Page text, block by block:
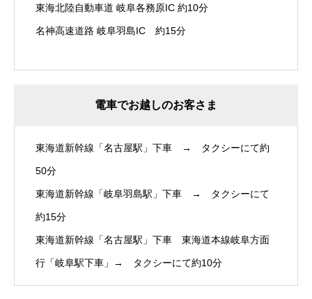
東海北陸自動車道 岐阜各務原IC 約10分
名神高速道路 岐阜羽島IC 約15分
電車でお越しのお客さま
東海道新幹線「名古屋駅」下車 → タクシーにて約
50分
東海道新幹線「岐阜羽島駅」下車 → タクシーにて
約15分
東海道新幹線「名古屋駅」下車 東海道本線岐阜方面
行「岐阜駅下車」→ タクシーにて約10分